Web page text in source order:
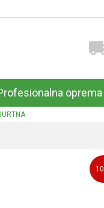
oprema
10